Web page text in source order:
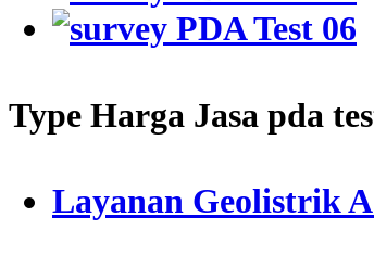
Type Harga Jasa pda
Layanan Geolistrik